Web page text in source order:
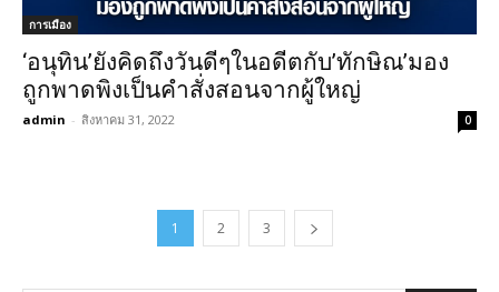
การเมือง
‘อนุทิน’ยังคิดถึงวันดีๆในอดีตกับ’ทักษิณ’มอง
ถูกพาดพิงเป็นคำสั่งสอนจากผู้ใหญ่
admin - สิงหาคม 31, 2022 0
1 2 3